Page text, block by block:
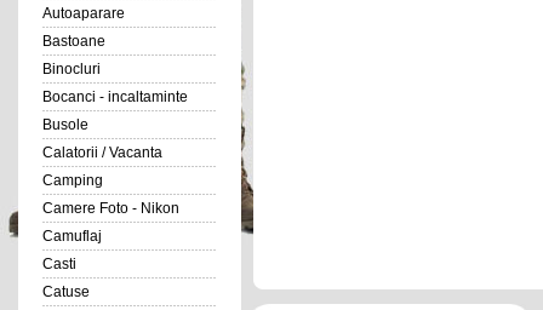
Autoaparare
Bastoane
Binocluri
Bocanci - incaltaminte
Busole
Calatorii / Vacanta
Camping
Camere Foto - Nikon
Camuflaj
Casti
Catuse